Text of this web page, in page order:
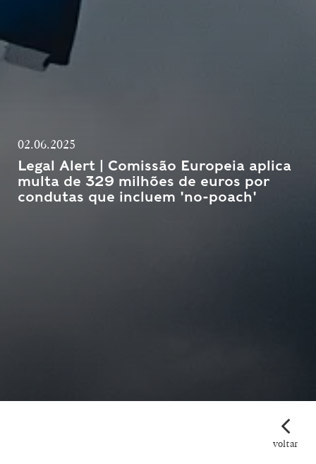
02.06.2025
Legal Alert | Comissão Europeia aplica
multa de 329 milhões de euros por
condutas que incluem 'no-poach'
voltar